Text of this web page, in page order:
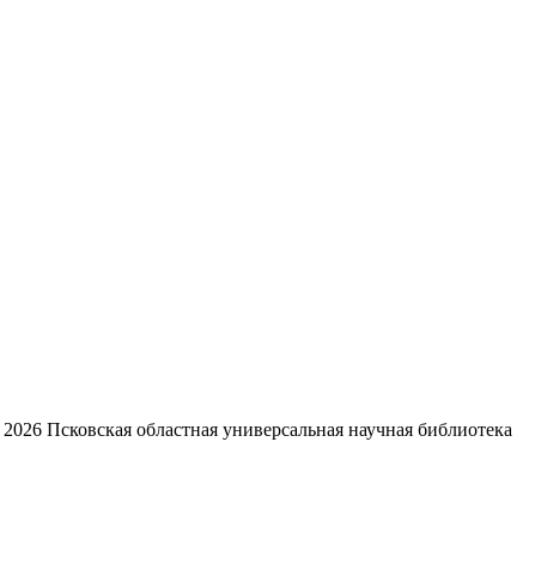
2026 Псковская областная универсальная научная библиотека